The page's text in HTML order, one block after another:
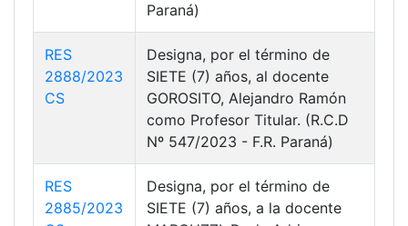
Paraná)
RES
2888/2023
CS
Designa, por el término de
SIETE (7) años, al docente
GOROSITO, Alejandro Ramón
como Profesor Titular. (R.C.D
Nº 547/2023 - F.R. Paraná)
RES
2885/2023
Designa, por el término de
SIETE (7) años, a la docente